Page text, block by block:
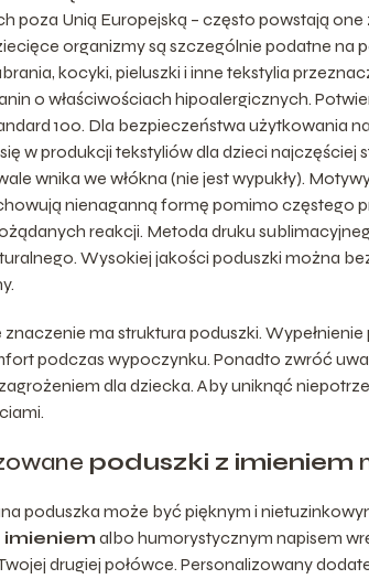
poza Unią Europejską – często powstają
organizmy są szczególnie podatne na
kocyki, pieluszki i inne tekstylia
o właściwościach hipoalergicznych.
100. Dla bezpieczeństwa użytkowania
w produkcji tekstyliów dla dzieci
wnika we włókna (nie jest wypukły).
nienaganną formę pomimo częstego
reakcji. Metoda druku
Wysokiej jakości poduszki można
ma struktura poduszki.
podczas wypoczynku. Ponadto zwróć
dla dziecka. Aby uniknąć
poduszki z imieniem
poduszka może być pięknym i
imieniem albo humorystycznym napisem
drugiej połówce. Personalizowany